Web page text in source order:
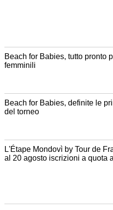
Beach for Babies, tutto pronto
femminili
Beach for Babies, definite le
del torneo
L'Étape Mondovì by Tour de
al 20 agosto iscrizioni a quota